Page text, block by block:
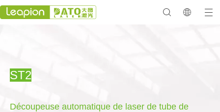
ST2
Découpeuse automatique de laser de tube de